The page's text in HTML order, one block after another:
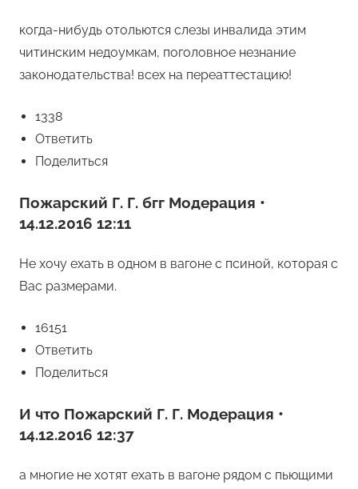
когда-нибудь отольются слезы инвалида этим
читинским недоумкам, поголовное незнание
законодательства! всех на переаттестацию!
1338
Ответить
Поделиться
Пожарский Г. Г. бгг Модерация •
14.12.2016 12:11
Не хочу ехать в одном в вагоне с псиной, которая с
Вас размерами.
16151
Ответить
Поделиться
И что Пожарский Г. Г. Модерация •
14.12.2016 12:37
а многие не хотят ехать в вагоне рядом с пьющими